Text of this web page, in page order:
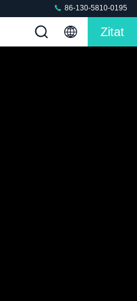
86-130-5810-0195
Zitat